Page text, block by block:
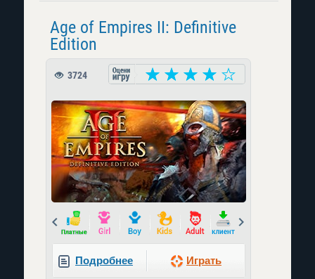
Age of Empires II: Definitive
Edition
3724
Prev
Подробнее Играть